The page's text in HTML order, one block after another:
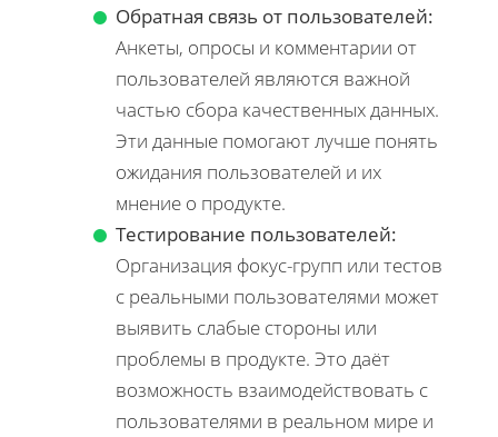
Обратная связь от пользователей:
Анкеты, опросы и комментарии от
пользователей являются важной
частью сбора качественных данных.
Эти данные помогают лучше понять
ожидания пользователей и их
мнение о продукте.
Тестирование пользователей:
Организация фокус-групп или тестов
с реальными пользователями может
выявить слабые стороны или
проблемы в продукте. Это даёт
возможность взаимодействовать с
пользователями в реальном мире и